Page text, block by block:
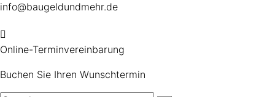
info@baugeldundmehr.de
Online-Terminvereinbarung
Buchen Sie Ihren Wunschtermin